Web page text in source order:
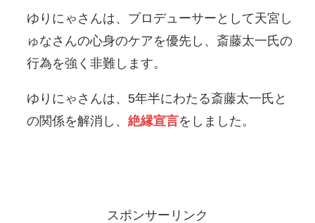
ゆりにゃさんは、プロデューサーとして天宮し
ゅなさんの心身のケアを優先し、斎藤太一氏の
行為を強く非難します。
ゆりにゃさんは、5年半にわたる斎藤太一氏と
の関係を解消し、絶縁宣言をしました。
スポンサーリンク